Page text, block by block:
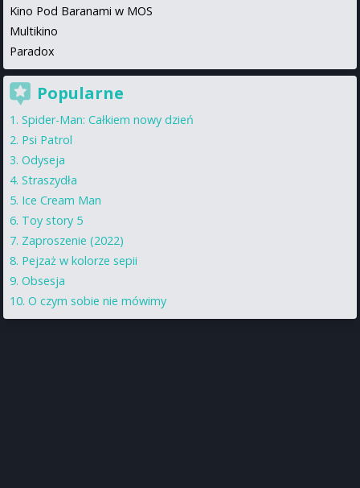
Kino Pod Baranami w MOS
Multikino
Paradox
Popularne
Spider-Man: Całkiem nowy dzień
Psi Patrol
Odyseja
Straszydła
Ice Cream Man
Toy story 5
Zaproszenie (2022)
Pejzaż w kolorze sepii
Obsesja
O czym sobie nie mówimy